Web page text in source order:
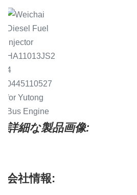
詳細な製品画像:
会社情報: